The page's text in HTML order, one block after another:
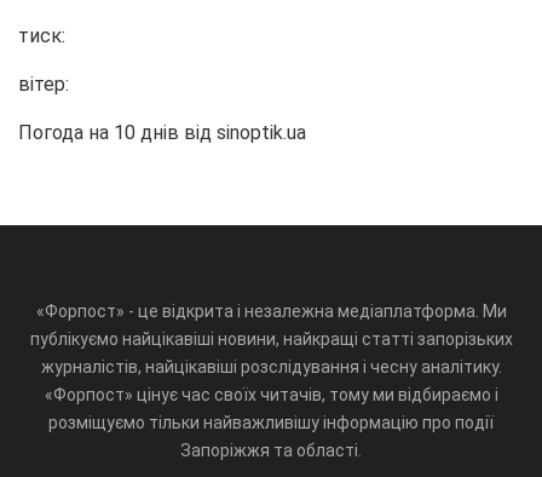
тиск:
вітер:
Погода на 10 днів від sinoptik.ua
«Форпост» - це відкрита і незалежна медіаплатформа. Ми
публікуємо найцікавіші новини, найкращі статті запорізьких
журналістів, найцікавіші розслідування і чесну аналітику.
«Форпост» цінує час своїх читачів, тому ми відбираємо і
розміщуємо тільки найважливішу інформацію про події
Запоріжжя та області.